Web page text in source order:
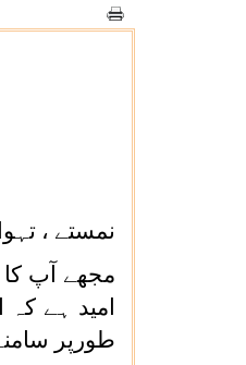
نمستے ،
مجھے آپ
امید ہے
طورپر